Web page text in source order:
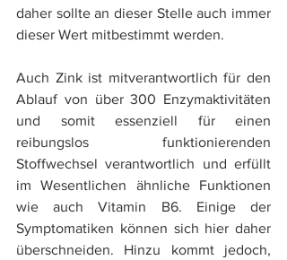
daher sollte an dieser Stelle auch immer
dieser Wert mitbestimmt werden.
Auch Zink ist mitverantwortlich für den
Ablauf von über 300 Enzymaktivitäten
und somit essenziell für einen
reibungslos funktionierenden
Stoffwechsel verantwortlich und erfüllt
im Wesentlichen ähnliche Funktionen
wie auch Vitamin B6. Einige der
Symptomatiken können sich hier daher
überschneiden. Hinzu kommt jedoch,